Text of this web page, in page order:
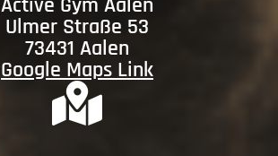
Ulmer Straße 53
73431 Aalen
Google Maps Link